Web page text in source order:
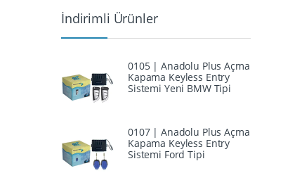
İndirimli Ürünler
0105 | Anadolu Plus Açma
Kapama Keyless Entry
Sistemi Yeni BMW Tipi
0107 | Anadolu Plus Açma
Kapama Keyless Entry
Sistemi Ford Tipi